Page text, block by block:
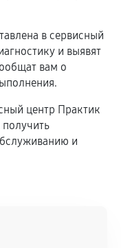
в сервисный
и выявят
вам о
центр Практик
и